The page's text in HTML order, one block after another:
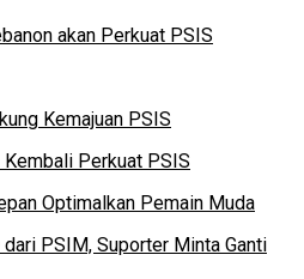
akan Perkuat PSIS
Kemajuan PSIS
Kembali Perkuat PSIS
Optimalkan Pemain Muda
dari PSIM, Suporter Minta Ganti